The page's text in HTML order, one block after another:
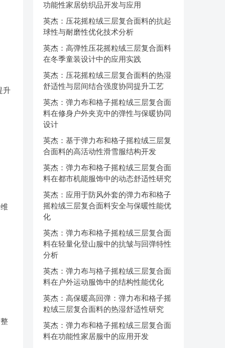
升
功能性家居纺织品开发与应用
英杰：压花摇粒绒三层复合面料的抗起
球性与耐磨性优化技术分析
英杰：高弹性压花摇粒绒三层复合面料
在冬季童装设计中的应用实践
英杰：压花摇粒绒三层复合面料的热湿
舒适性与层间结合强度协同提升工艺
英杰：弹力布和格子摇粒绒三层复合面
料在修身户外夹克中的弹性与保暖协同
设计
英杰：基于弹力布和格子摇粒绒三层复
合面料的高活动性滑雪服结构开发
英杰：弹力布和格子摇粒绒三层复合面
料在都市机能服饰中的动态舒适性研究
英杰：应用于防风外套的弹力布和格子
摇粒绒三层复合面料安全与保暖性能优
化
英杰：弹力布和格子摇粒绒三层复合面
料在轻量化登山服中的抗皱与回弹特性
分析
英杰：弹力布与格子摇粒绒三层复合面
料在户外运动服饰中的结构性能优化
英杰：高保暖高回弹：弹力布和格子摇
粒绒三层复合面料的热湿舒适性研究
英杰：弹力布和格子摇粒绒三层复合面
料在功能性家居服中的应用开发